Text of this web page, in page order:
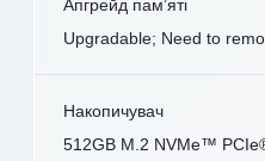
Апгрейд пам’яті
Upgradable; Need to
Накопичувач
512GB M.2 NVMe™